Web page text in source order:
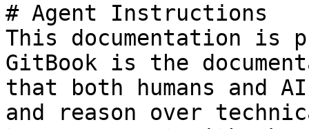
# Agent Instructions
This documentation is
GitBook is the
that both humans and
and reason over